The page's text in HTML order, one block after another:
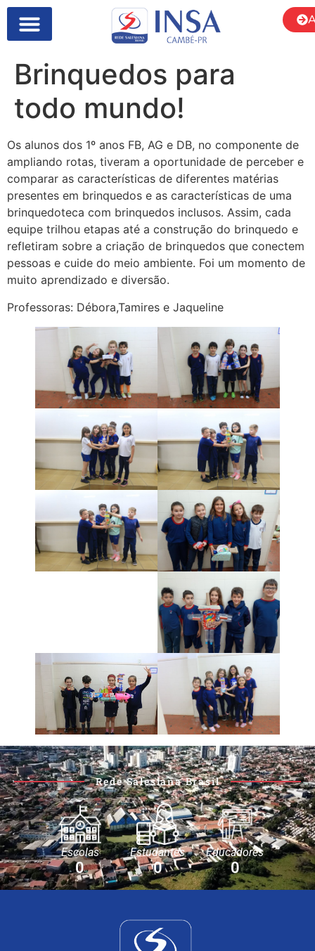
Brinquedos para
todo mundo!
Os alunos dos 1º anos FB, AG e DB, no componente de
ampliando rotas, tiveram a oportunidade de perceber e
comparar as características de diferentes matérias
presentes em brinquedos e as características de uma
brinquedoteca com brinquedos inclusos. Assim, cada
equipe trilhou etapas até a construção do brinquedo e
refletiram sobre a criação de brinquedos que conectem
pessoas e cuide do meio ambiente. Foi um momento de
muito aprendizado e diversão.
Professoras: Débora,Tamires e Jaqueline
Rede Salesiana Brasil
Escolas
0
Estudantes
0
Educadores
0